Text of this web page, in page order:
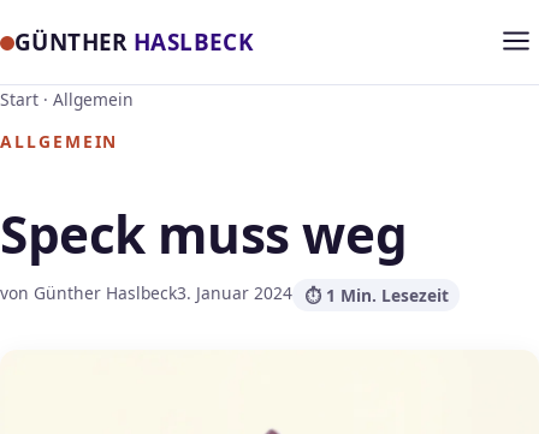
GÜNTHER HASLBECK
Start · Allgemein
ALLGEMEIN
Speck muss weg
von Günther Haslbeck3. Januar 2024 ⏱ 1 Min. Lesezeit